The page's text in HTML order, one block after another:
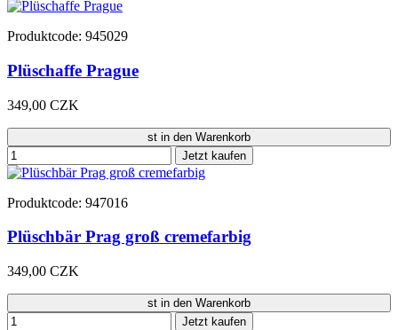
Produktcode: 945029
Plüschaffe Prague
349,00 CZK
st in den Warenkorb
Jetzt kaufen
Produktcode: 947016
Plüschbär Prag groß cremefarbig
349,00 CZK
st in den Warenkorb
Jetzt kaufen